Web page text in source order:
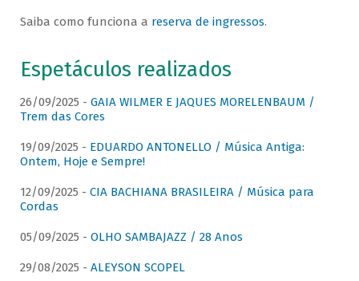
Saiba como funciona a reserva de ingressos.
Espetáculos realizados
26/09/2025 - GAIA WILMER E JAQUES MORELENBAUM /
Trem das Cores
19/09/2025 - EDUARDO ANTONELLO / Música Antiga:
Ontem, Hoje e Sempre!
12/09/2025 - CIA BACHIANA BRASILEIRA / Música para
Cordas
05/09/2025 - OLHO SAMBAJAZZ / 28 Anos
29/08/2025 - ALEYSON SCOPEL